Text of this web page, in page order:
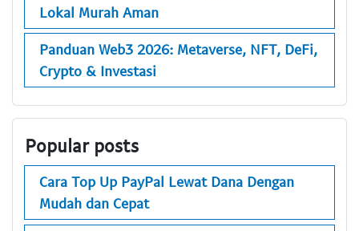
Lokal Murah Aman
Panduan Web3 2026: Metaverse, NFT, DeFi,
Crypto & Investasi
Popular posts
Cara Top Up PayPal Lewat Dana Dengan
Mudah dan Cepat